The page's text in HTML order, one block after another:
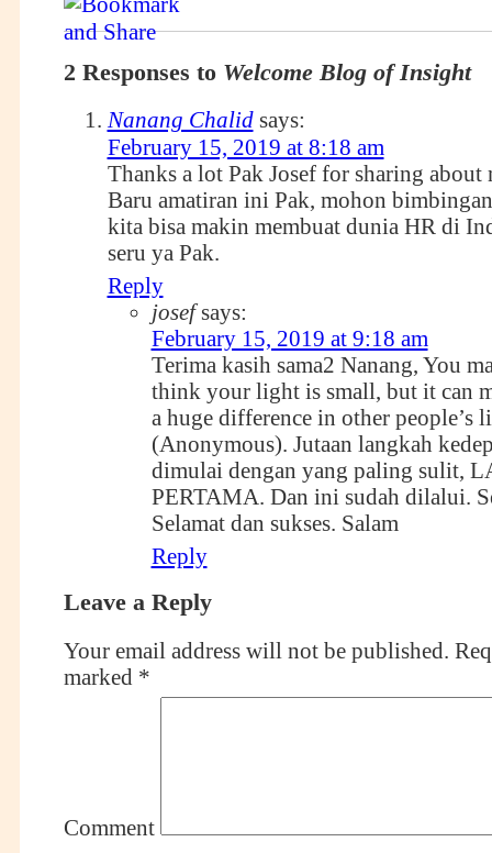
2 Responses to Welcome Blog of Insight
Nanang Chalid says:
February 15, 2019 at 8:18 am
Thanks a lot Pak Josef for sharing about
Baru amatiran ini Pak, mohon
kita bisa makin membuat dunia HR di
seru ya Pak.
Reply
josef says:
February 15, 2019 at 9:18 am
Terima kasih sama2 Nanang, You
think your light is small, but it can
a huge difference in other people’s
(Anonymous). Jutaan langkah
dimulai dengan yang paling sulit,
PERTAMA. Dan ini sudah dilalui.
Selamat dan sukses. Salam
Reply
Leave a Reply
Your email address will not be published.
marked *
Comment